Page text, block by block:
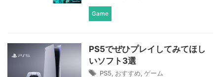
Game
PS5でぜひプレイしてみてほし
いソフト3選
PS5, おすすめ, ゲーム